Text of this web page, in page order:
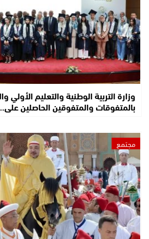
وزارة التربية الوطنية والتعليم الأولي
بالمتفوقات والمتفوقين الحاصلين
مجتمع